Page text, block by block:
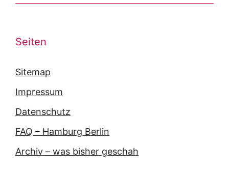
Seiten
Sitemap
Impressum
Datenschutz
FAQ – Hamburg Berlin
Archiv – was bisher geschah